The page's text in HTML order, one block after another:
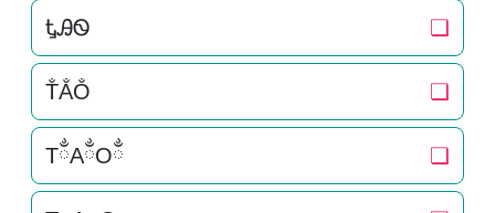
ᎿᎯᏫ ❏
T̐A̐O̐ ❏
TྂAྂOྂ ❏